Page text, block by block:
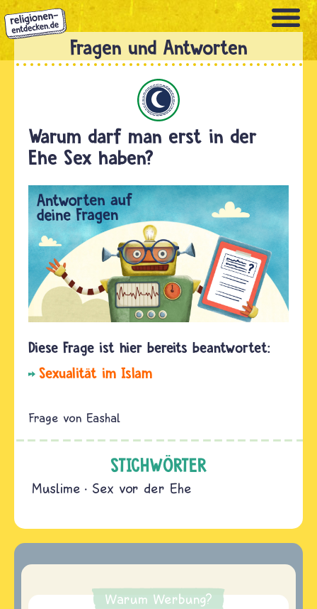
Direkt
zum
Inhalt
Warum darf man erst in der
Ehe Sex haben?
Sexualität im Islam
Eashal
STICHWÖRTER
Muslime Sex vor der Ehe
Warum Werbung?